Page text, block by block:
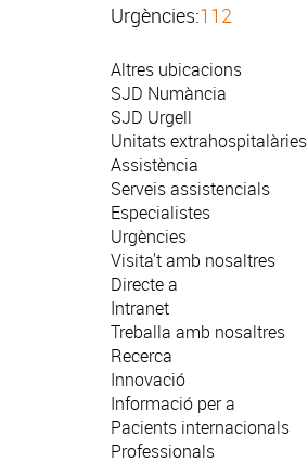
Urgències:112
Altres ubicacions
SJD Numància
SJD Urgell
Unitats
Assistència
Serveis assistencials
Especialistes
Urgències
Visita't amb nosaltres
Directe a
Intranet
Treballa amb nosaltres
Recerca
Innovació
Informació per a
Pacients internacionals
Professionals